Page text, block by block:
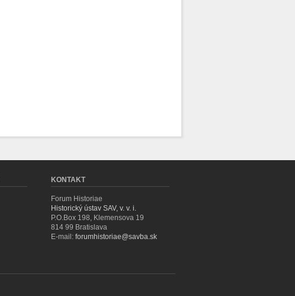
KONTAKT
Forum Historiae
Historický ústav SAV, v. v. i.
P.O.Box 198, Klemensova 19
814 99 Bratislava
E-mail: forumhistoriae@savba.sk